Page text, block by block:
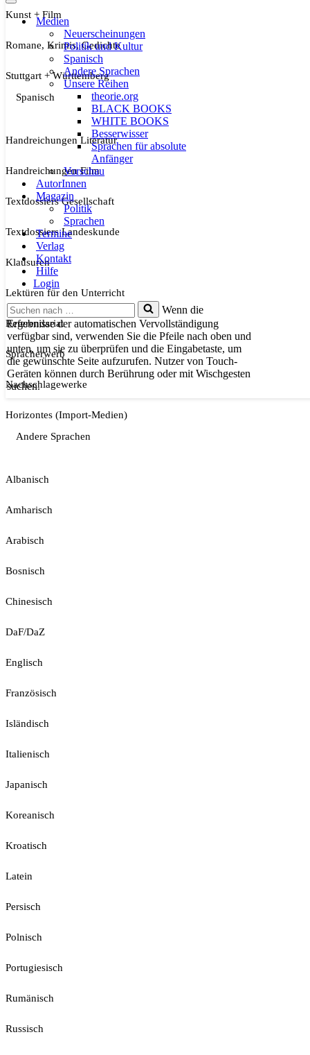
Navigationsmenü
Medien
Neuerscheinungen
Politik und Kultur
Spanisch
Andere Sprachen
Unsere Reihen
theorie.org
BLACK BOOKS
WHITE BOOKS
Besserwisser
Sprachen für absolute
Anfänger
Vorschau
AutorInnen
Magazin
Politik
Sprachen
Termine
Verlag
Kontakt
Hilfe
Login
Suchen
nach …
Wenn die
Ergebnisse der automatischen Vervollständigung
verfügbar sind, verwenden Sie die Pfeile nach oben und
unten, um sie zu überprüfen und die Eingabetaste, um
die gewünschte Seite aufzurufen. Nutzer von Touch-
Geräten können durch Berührung oder mit Wischgesten
suchen.
Kunst + Film
Romane, Krimis, Gedichte
Stuttgart + Württemberg
Spanisch
Handreichungen Literatur
Handreichungen Film
Textdossiers Gesellschaft
Textdossiers Landeskunde
Klausuren
Lektüren für den Unterricht
Referendariat
Spracherwerb
Nachschlagewerke
Horizontes (Import-Medien)
Andere Sprachen
Albanisch
Amharisch
Arabisch
Bosnisch
Chinesisch
DaF/DaZ
Englisch
Französisch
Isländisch
Italienisch
Japanisch
Koreanisch
Kroatisch
Latein
Persisch
Polnisch
Portugiesisch
Rumänisch
Russisch